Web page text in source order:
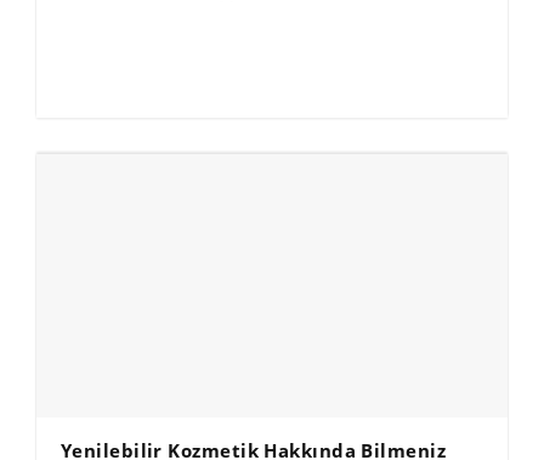
Yenilebilir Kozmetik Hakkında Bilmeniz